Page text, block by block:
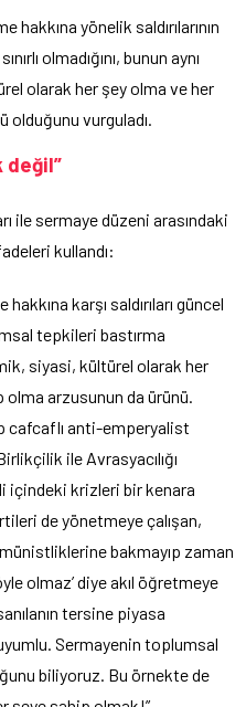
yönelik saldırılarının
olmadığını, bunun aynı
olarak her şey olma ve her
olduğunu vurguladı.
değil”
ile sermaye düzeni arasındaki
kullandı:
karşı saldırıları güncel
tepkileri bastırma
siyasi, kültürel olarak her
arzusunun da ürünü.
cafcaflı anti-emperyalist
ile Avrasyacılığı
içindeki krizleri bir kenara
de yönetmeye çalışan,
bakmayıp zaman
olmaz’ diye akıl öğretmeye
tersine piyasa
Sermayenin toplumsal
biliyoruz. Bu örnekte de